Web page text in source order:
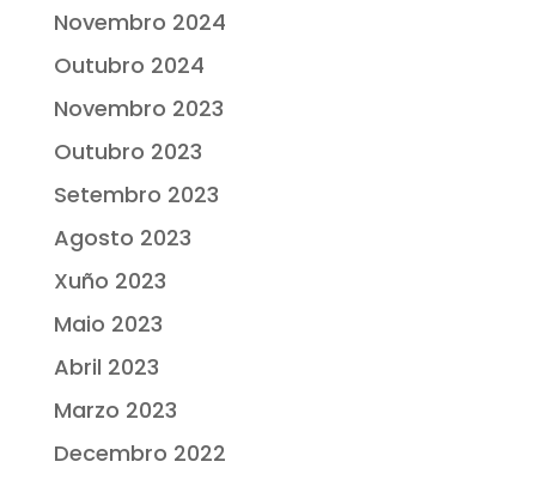
Novembro 2024
Outubro 2024
Novembro 2023
Outubro 2023
Setembro 2023
Agosto 2023
Xuño 2023
Maio 2023
Abril 2023
Marzo 2023
Decembro 2022